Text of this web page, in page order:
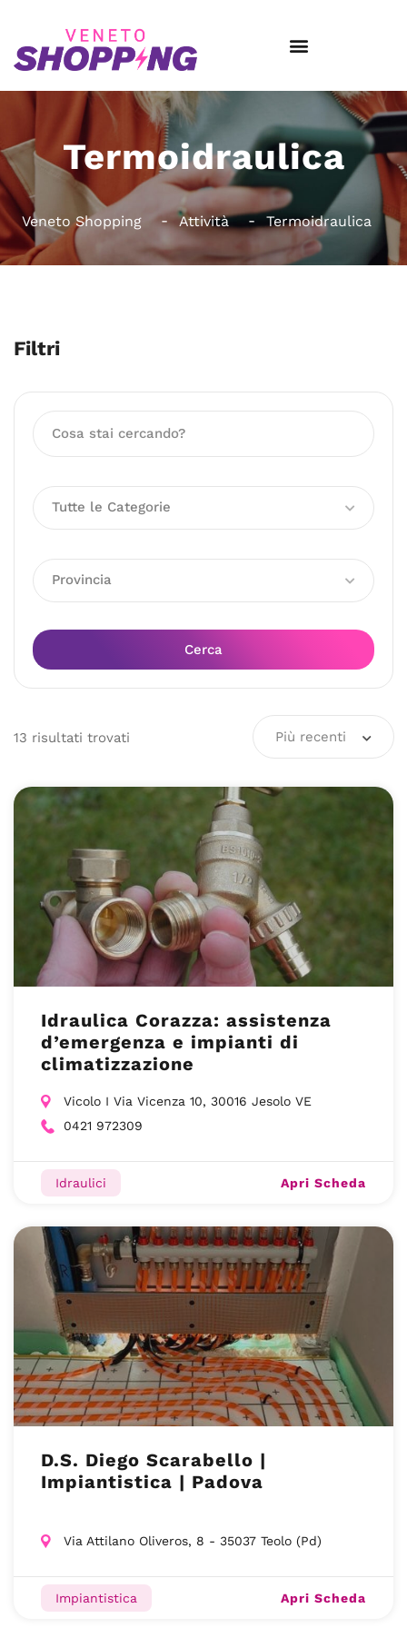
Termoidraulica
Veneto Shopping Attività Termoidraulica
Filtri
Tutte le Categorie
Provincia
Cerca
13 risultati trovati Più recenti
Idraulica Corazza: assistenza
d’emergenza e impianti di
climatizzazione
Vicolo I Via Vicenza 10, 30016 Jesolo VE
0421 972309
Idraulici Apri Scheda
D.S. Diego Scarabello |
Impiantistica | Padova
Via Attilano Oliveros, 8 - 35037 Teolo (Pd)
Impiantistica Apri Scheda